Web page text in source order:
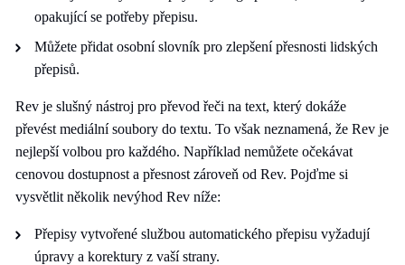
opakující se potřeby přepisu.
Můžete přidat osobní slovník pro zlepšení přesnosti lidských
přepisů.
Rev je slušný nástroj pro převod řeči na text, který dokáže
převést mediální soubory do textu. To však neznamená, že Rev je
nejlepší volbou pro každého. Například nemůžete očekávat
cenovou dostupnost a přesnost zároveň od Rev. Pojďme si
vysvětlit několik nevýhod Rev níže:
Přepisy vytvořené službou automatického přepisu vyžadují
úpravy a korektury z vaší strany.